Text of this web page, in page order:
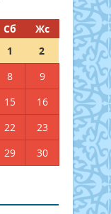
Сб
Жс
1
2
8
9
15
16
22
23
29
30